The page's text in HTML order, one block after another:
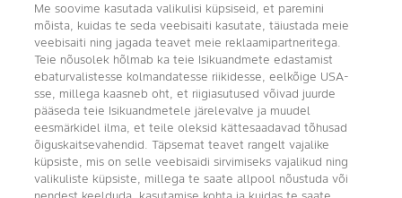
Agro Bayer
Eesti
Jälgi meid
Me soovime kasutada valikulisi küpsiseid, et paremini
mõista, kuidas te seda veebisaiti kasutate, täiustada meie
veebisaiti ning jagada teavet meie reklaamipartneritega.
Teie nõusolek hõlmab ka teie Isikuandmete edastamist
ebaturvalistesse kolmandatesse riikidesse, eelkõige USA-
sse, millega kaasneb oht, et riigiasutused võivad juurde
pääseda teie Isikuandmetele järelevalve ja muudel
eesmärkidel ilma, et teile oleksid kättesaadavad tõhusad
õiguskaitsevahendid. Täpsemat teavet rangelt vajalike
küpsiste, mis on selle veebisaidi sirvimiseks vajalikud ning
valikuliste küpsiste, millega te saate allpool nõustuda või